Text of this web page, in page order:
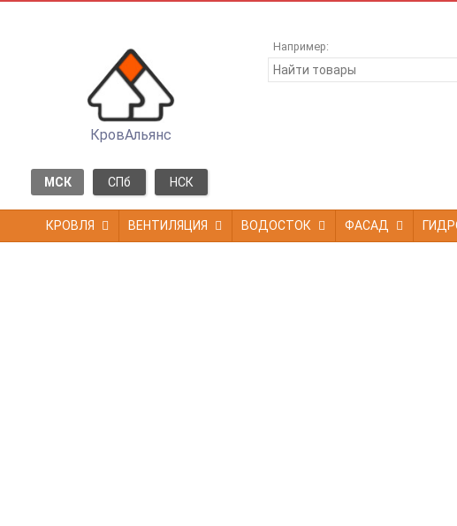
КровАльянс
МСК СПб НСК
Например:
КРОВЛЯ ВЕНТИЛЯЦИЯ ВОДОСТОК ФАСАД